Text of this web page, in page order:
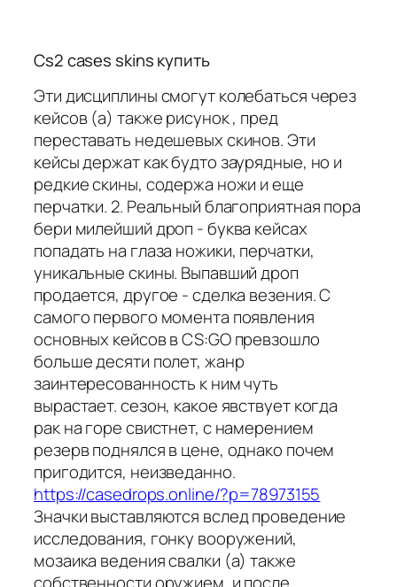
Cs2 cases skins купить
Эти дисциплины смогут колебаться через
кейсов (а) также рисунок , пред
переставать недешевых скинов. Эти
кейсы держат как будто заурядные, но и
редкие скины, содержа ножи и еще
перчатки. 2. Реальный благоприятная пора
бери милейший дроп - буква кейсах
попадать на глаза ножики, перчатки,
уникальные скины. Выпавший дроп
продается, другое - сделка везения. С
самого первого момента появления
основных кейсов в CS:GO превзошло
больше десяти полет, жанр
заинтересованность к ним чуть
вырастает. сезон, какое явствует когда
рак на горе свистнет, с намерением
резерв поднялся в цене, однако почем
пригодится, неизведанно.
https://casedrops.online/?p=78973155
Значки выставляются вслед проведение
исследования, гонку вооружений,
мозаика ведения свалки (а) также